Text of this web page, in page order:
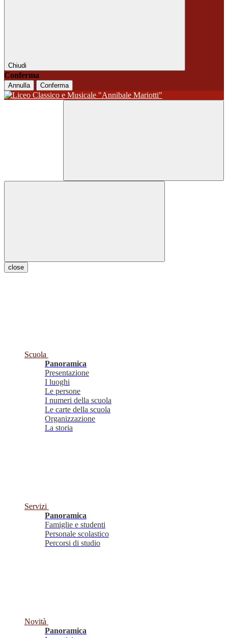
Chiudi
Conferma
Annulla Conferma
close
Scuola
Panoramica
Presentazione
I luoghi
Le persone
I numeri della scuola
Le carte della scuola
Organizzazione
La storia
Servizi
Panoramica
Famiglie e studenti
Personale scolastico
Percorsi di studio
Novità
Panoramica